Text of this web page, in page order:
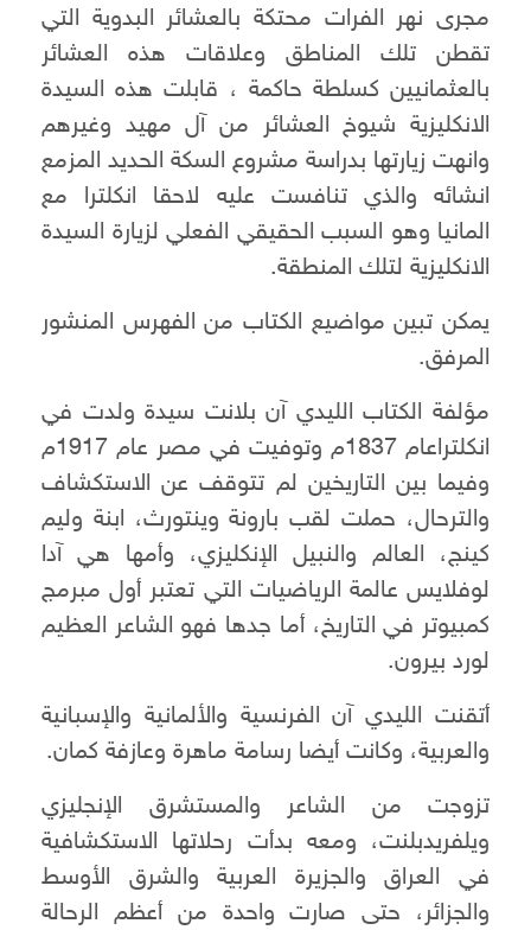
مجرى نهر الفرات محتكة بالعشائر البدوية التي
تقطن تلك المناطق وعلاقات هذه العشائر
بالعثمانيين كسلطة حاكمة ، قابلت هذه السيدة
الانكليزية شيوخ العشائر من آل مهيد وغيرهم
وانهت زيارتها بدراسة مشروع السكة الحديد المزمع
انشائه والذي تنافست عليه لاحقا انكلترا مع
المانيا وهو السبب الحقيقي الفعلي لزيارة السيدة
الانكليزية لتلك المنطقة.
يمكن تبين مواضيع الكتاب من الفهرس المنشور
المرفق.
مؤلفة الكتاب الليدي آن بلانت سيدة ولدت في
انكلتراعام 1837م وتوفيت في مصر عام 1917م
وفيما بين التاريخين لم تتوقف عن الاستكشاف
والترحال، حملت لقب بارونة وينتورث، ابنة وليم
كينج، العالم والنبيل الإنكليزي، وأمها هي آدا
لوفلايس عالمة الرياضيات التي تعتبر أول مبرمج
كمبيوتر في التاريخ، أما جدها فهو الشاعر العظيم
لورد بيرون.
أتقنت الليدي آن الفرنسية والألمانية والإسبانية
والعربية، وكانت أيضا رسامة ماهرة وعازفة كمان.
تزوجت من الشاعر والمستشرق الإنجليزي
ويلفريدبلنت، ومعه بدأت رحلاتها الاستكشافية
في العراق والجزيرة العربية والشرق الأوسط
والجزائر، حتى صارت واحدة من أعظم الرحالة